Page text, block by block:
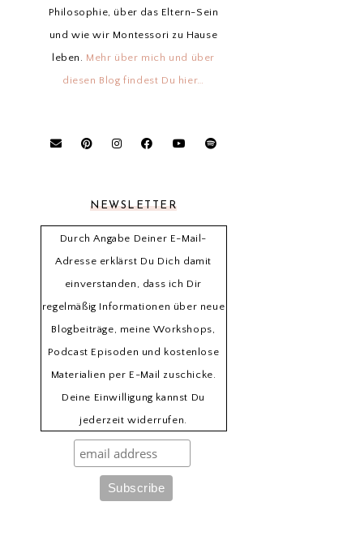
Philosophie, über das Eltern-Sein
und wie wir Montessori zu Hause
leben. Mehr über mich und über
diesen Blog findest Du hier…
NEWSLETTER
Durch Angabe Deiner E-Mail-
Adresse erklärst Du Dich damit
einverstanden, dass ich Dir
regelmäßig Informationen über neue
Blogbeiträge, meine Workshops,
Podcast Episoden und kostenlose
Materialien per E-Mail zuschicke.
Deine Einwilligung kannst Du
jederzeit widerrufen.